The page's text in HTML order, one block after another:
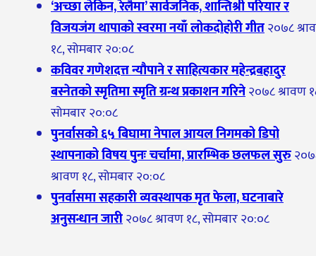
‘अच्छा लेकिन, रेलैमा’ सार्वजनिक, शान्तिश्री परियार र
विजयजंग थापाको स्वरमा नयाँ लोकदोहोरी गीत२०७८
१८, सोमबार २०:०८
कविवर गणेशदत्त न्यौपाने र साहित्यकार महेन्द्रबहादुर
बस्नेतको स्मृतिमा स्मृति ग्रन्थ प्रकाशन गरिने२०७८ श्रावण
सोमबार २०:०८
पुनर्वासको ६५ बिघामा नेपाल आयल निगमको डिपो
स्थापनाको विषय पुनः चर्चामा, प्रारम्भिक छलफल सुरु
श्रावण १८, सोमबार २०:०८
पुनर्वासमा सहकारी व्यवस्थापक मृत फेला, घटनाबारे
अनुसन्धान जारी२०७८ श्रावण १८, सोमबार २०:०८